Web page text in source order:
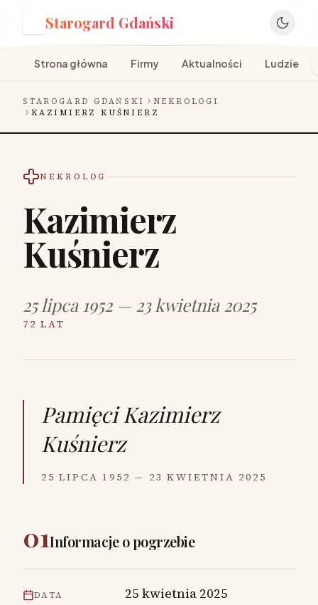
Starogard Gdański
Strona główna Firmy Aktualności Ludzie
STAROGARD GDAŃSKI
NEKROLOGI
KAZIMIERZ KUŚNIERZ
NEKROLOG
Kazimierz
Kuśnierz
25 lipca 1952 — 23 kwietnia 2025
72 LAT
Pamięci Kazimierz
Kuśnierz
25 LIPCA 1952 — 23 KWIETNIA 2025
01Informacje o pogrzebie
DATA 25 kwietnia 2025